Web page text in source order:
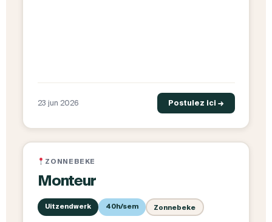
23 jun 2026 Postulez ici →
ZONNEBEKE
Monteur
Uitzendwerk 40h/sem Zonnebeke